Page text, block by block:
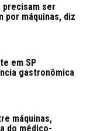
precisam ser
por máquinas, diz
em SP
gastronômica
máquinas,
do médico-